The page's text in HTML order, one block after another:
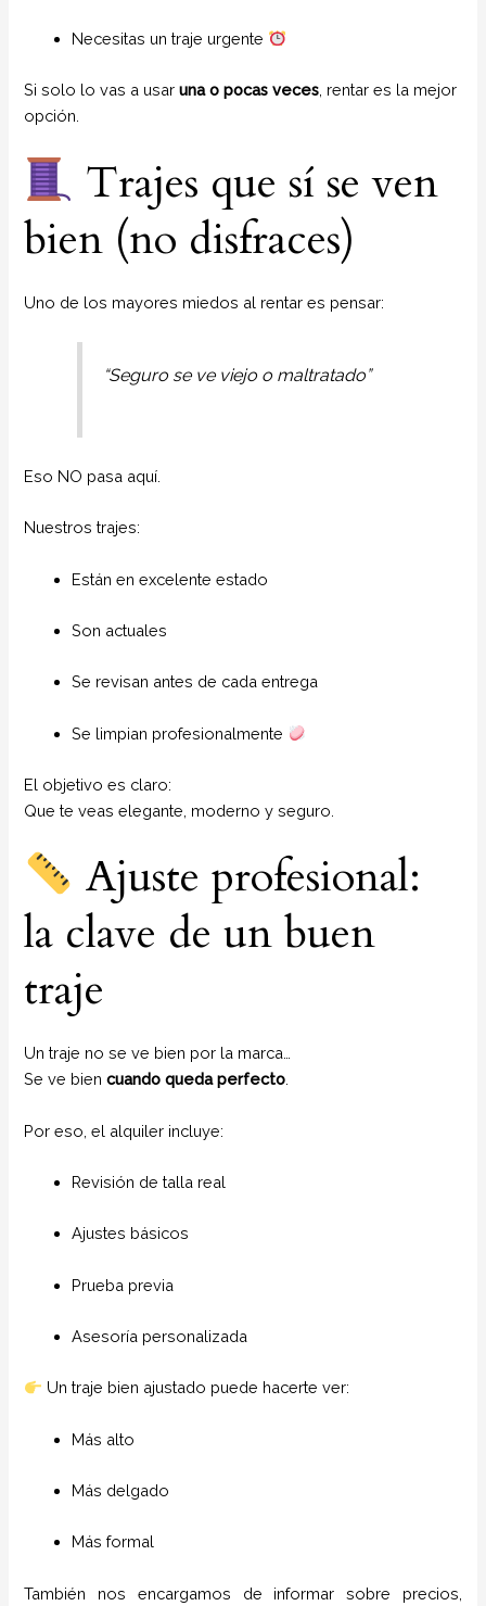
Necesitas un traje urgente
Si solo lo vas a usaruna o pocas veces , rentar es la mejor
opción.
Trajes que sí se ven
bien (no disfraces)
Uno de los mayores miedos al rentar es pensar:
“Seguro se ve viejo o maltratado”
Eso NO pasa aquí.
Nuestros trajes:
Están en excelente estado
Son actuales
Se revisan antes de cada entrega
Se limpian profesionalmente
El objetivo es claro:
Que te veas elegante, moderno y seguro.
Ajuste profesional:
la clave de un buen
traje
Un traje no se ve bien por la marca…
Se ve biencuando queda perfecto
Por eso, el alquiler incluye:
Revisión de talla real
Ajustes básicos
Prueba previa
Asesoría personalizada
Un traje bien ajustado puede hacerte ver:
Más alto
Más delgado
Más formal
También nos encargamos de informar sobre precios,